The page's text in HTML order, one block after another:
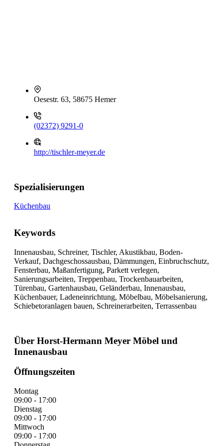
Oesestr. 63, 58675 Hemer
(02372) 9291-0
http://tischler-meyer.de
Spezialisierungen
Küchenbau
Keywords
Innenausbau, Schreiner, Tischler, Akustikbau, Boden-
Verkauf, Dachgeschossausbau, Dämmungen, Einbruchschutz,
Fensterbau, Maßanfertigung, Parkett verlegen,
Sanierungsarbeiten, Treppenbau, Trockenbauarbeiten,
Türenbau, Gartenhausbau, Geländerbau, Innenausbau,
Küchenbauer, Ladeneinrichtung, Möbelbau, Möbelsanierung,
Schiebetoranlagen bauen, Schreinerarbeiten, Terrassenbau
Über Horst-Hermann Meyer Möbel und
Innenausbau
Öffnungszeiten
Montag
09:00 - 17:00
Dienstag
09:00 - 17:00
Mittwoch
09:00 - 17:00